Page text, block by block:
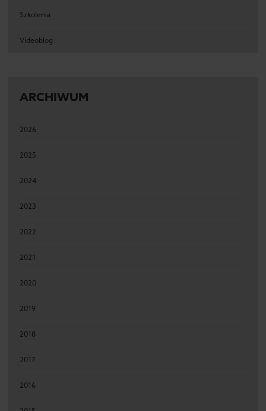
Szkolenia
Videoblog
ARCHIWUM
2026
2025
2024
2023
2022
2021
2020
2019
2018
2017
2016